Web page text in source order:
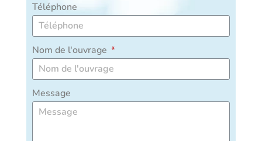
Téléphone
Nom de l'ouvrage
Message